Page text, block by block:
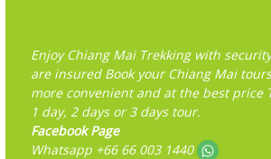
Enjoy Chiang Mai Trekking with
are insured Book your Chiang Mai
more convenient and at the best price
1 day, 2 days or 3 days tour.
Facebook Page
Whatsapp +66 66 003 1440